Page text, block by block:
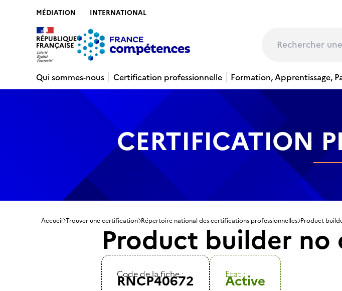
MÉDIATION INTERNATIONAL
Qui sommes-nous
Certification professionnelle Formation, Apprentissage,
CERTIFICATION
Accueil Trouver une certification Répertoire national des certifications professionnelles Product
Product builder no
Code de la fiche :
RNCP40672 Etat :
Active